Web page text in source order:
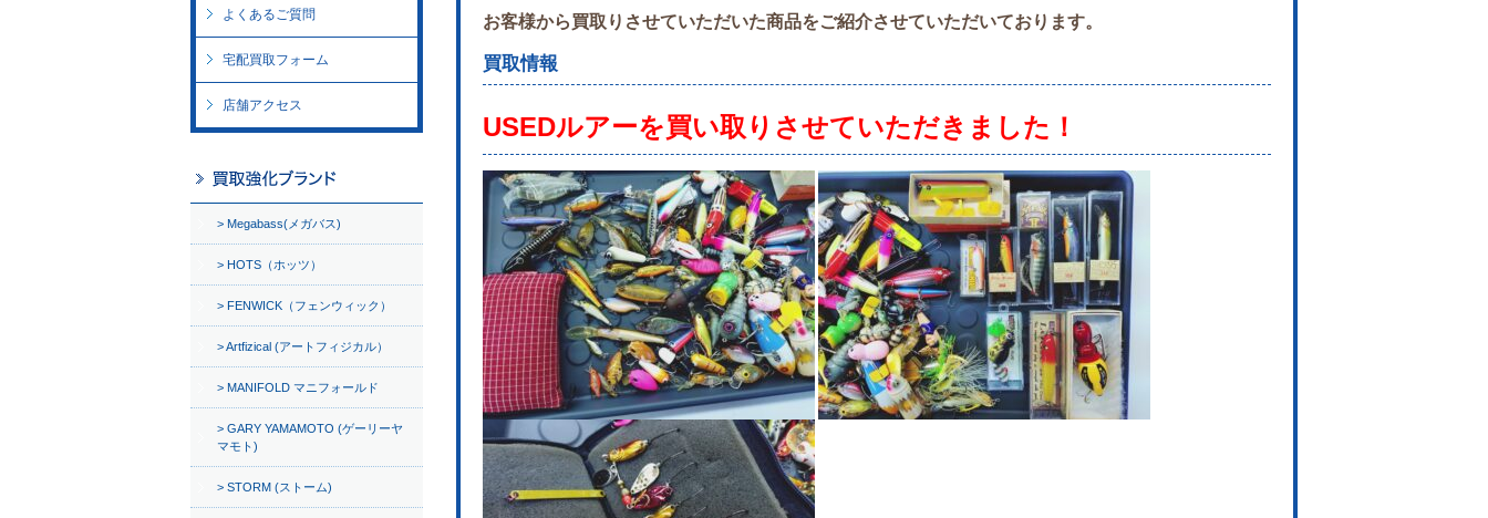
お客様から買取りさせていただいた商品をご紹介させていただいております。
買取情報
USEDルアーを買い取りさせていただきました！
よくあるご質問
宅配買取フォーム
店舗アクセス
Megabass(メガバス)
HOTS（ホッツ）
FENWICK（フェンウィック）
Artfizical (アートフィジカル）
MANIFOLD マニフォールド
GARY YAMAMOTO (ゲーリーヤ
マモト)
STORM (ストーム)